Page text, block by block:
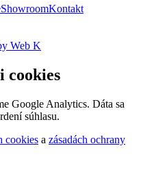
ShowroomKontakt
Web K
cookies
Google Analytics. Dáta sa
súhlasu.
cookies a zásadách ochrany